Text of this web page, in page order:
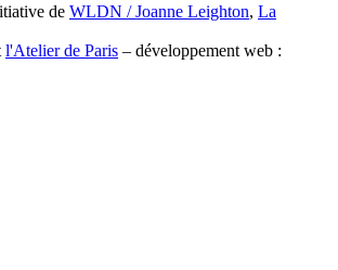
de WLDN / Joanne Leighton, La
l'Atelier de Paris – développement web :